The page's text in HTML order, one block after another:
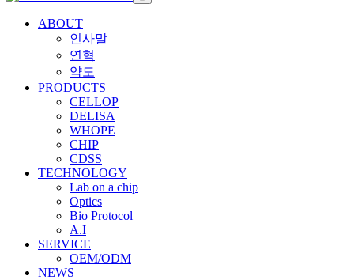
ABOUT
인사말
연혁
약도
PRODUCTS
CELLOP
DELISA
WHOPE
CHIP
CDSS
TECHNOLOGY
Lab on a chip
Optics
Bio Protocol
A.I
SERVICE
OEM/ODM
NEWS